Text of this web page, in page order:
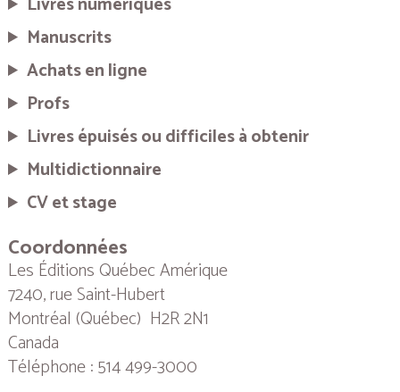
Manuscrits
Achats en ligne
Profs
Livres épuisés ou difficiles à obtenir
Multidictionnaire
CV et stage
Coordonnées
Les Éditions Québec Amérique
7240, rue Saint-Hubert
Montréal (Québec) H2R 2N1
Canada
Téléphone : 514 499-3000